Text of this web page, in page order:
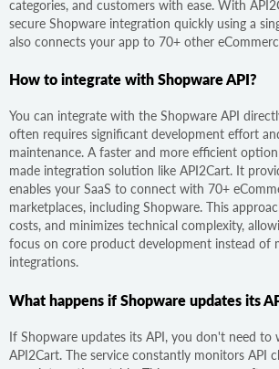
categories, and customers with ease. With
secure Shopware integration quickly using a
also connects your app to 70+ other
How to integrate with Shopware API?
You can integrate with the Shopware API
often requires significant development effort
maintenance. A faster and more efficient
made integration solution like API2Cart. It
enables your SaaS to connect with 70+
marketplaces, including Shopware. This
costs, and minimizes technical complexity,
focus on core product development instead of
integrations.
What happens if Shopware updates its
If Shopware updates its API, you don't need to
API2Cart. The service constantly monitors API